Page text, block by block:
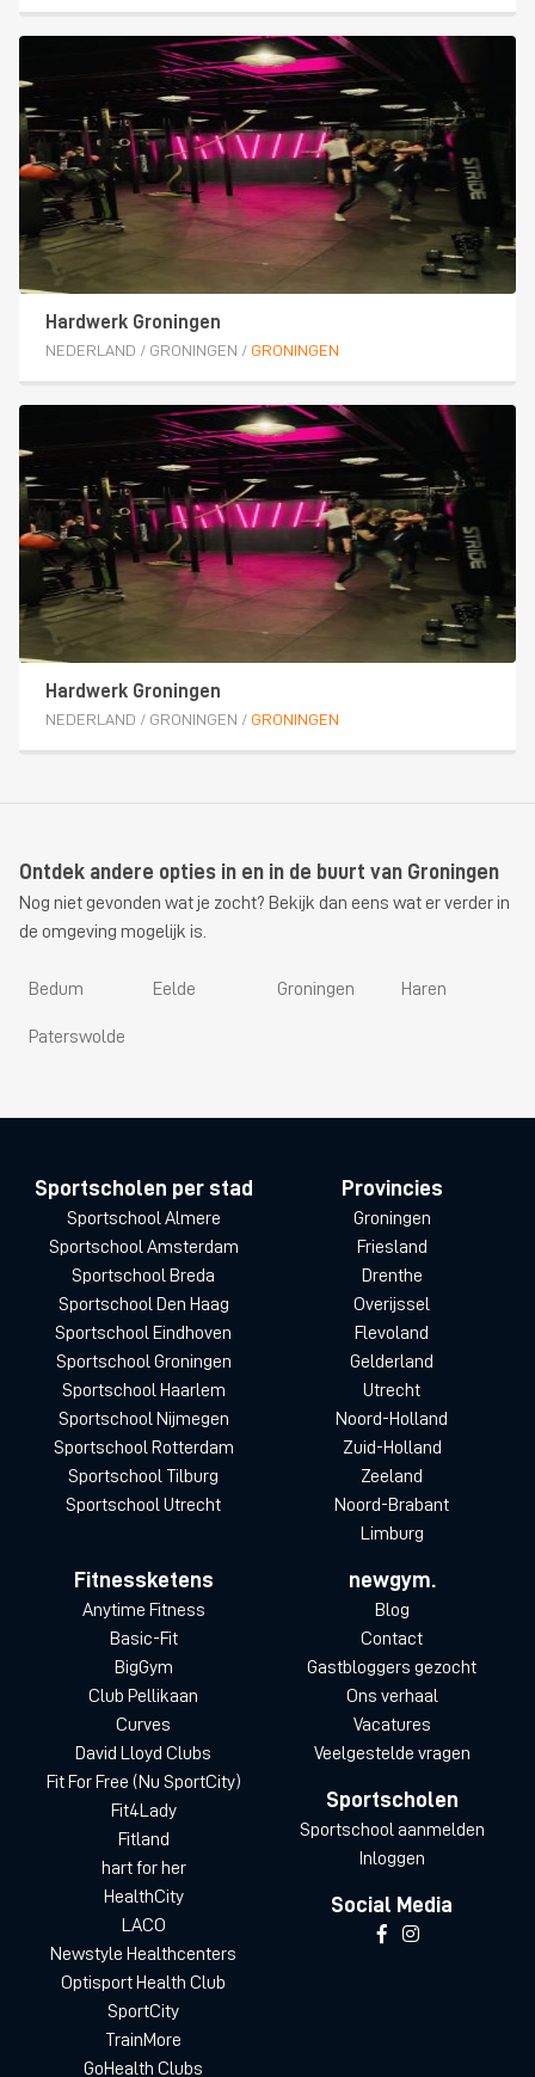
Hardwerk Groningen
NEDERLAND / GRONINGEN / GRONINGEN
Hardwerk Groningen
NEDERLAND / GRONINGEN / GRONINGEN
Ontdek andere opties in en in de buurt van Groningen
Nog niet gevonden wat je zocht? Bekijk dan eens wat er verder in
de omgeving mogelijk is.
Bedum Eelde Groningen Haren
Paterswolde
Sportscholen per stad
Sportschool Almere
Sportschool Amsterdam
Sportschool Breda
Sportschool Den Haag
Sportschool Eindhoven
Sportschool Groningen
Sportschool Haarlem
Sportschool Nijmegen
Sportschool Rotterdam
Sportschool Tilburg
Sportschool Utrecht
Provincies
Groningen
Friesland
Drenthe
Overijssel
Flevoland
Gelderland
Utrecht
Noord-Holland
Zuid-Holland
Zeeland
Noord-Brabant
Limburg
Fitnessketens
Anytime Fitness
Basic-Fit
BigGym
Club Pellikaan
Curves
David Lloyd Clubs
Fit For Free (Nu SportCity)
Fit4Lady
Fitland
hart for her
HealthCity
LACO
Newstyle Healthcenters
Optisport Health Club
SportCity
TrainMore
GoHealth Clubs
newgym.
Blog
Contact
Gastbloggers gezocht
Ons verhaal
Vacatures
Veelgestelde vragen
Sportscholen
Sportschool aanmelden
Inloggen
Social Media